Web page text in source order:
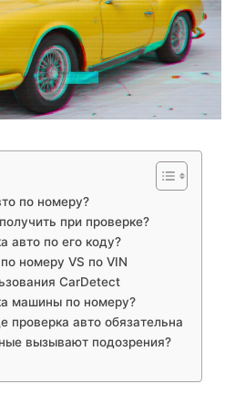
по номеру?
при проверке?
авто по его коду?
номеру VS по VIN
CarDetect
машины по номеру?
проверка авто обязательна
вызывают подозрения?